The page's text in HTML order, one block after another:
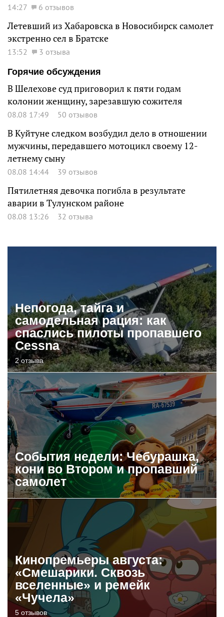
14:27 6 отзывов
Летевший из Хабаровска в Новосибирск самолет
экстренно сел в Братске
13:52
3 отзыва
Горячие обсуждения
В Шелехове суд приговорил к пяти годам
колонии женщину, зарезавшую сожителя
08.08 17:49 50 отзывов
В Куйтуне следком возбудил дело в отношении
мужчины, передавшего мотоцикл своему 12-
летнему сыну
08.08 14:44 39 отзывов
Пятилетняя девочка погибла в результате
аварии в Тулунском районе
08.08 13:26 32 отзыва
Непогода, тайга и
самодельная рация: как
спаслись пилоты пропавшего
Cessna
2 отзыва
События недели: Чебурашка,
кони во Втором и пропавший
самолет
Кинопремьеры августа:
«Смешарики. Сквозь
вселенные» и ремейк
«Чучела»
5 отзывов